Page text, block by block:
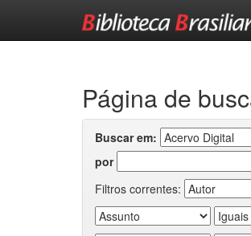
Página de
Buscar em:
por
Filtros correntes: